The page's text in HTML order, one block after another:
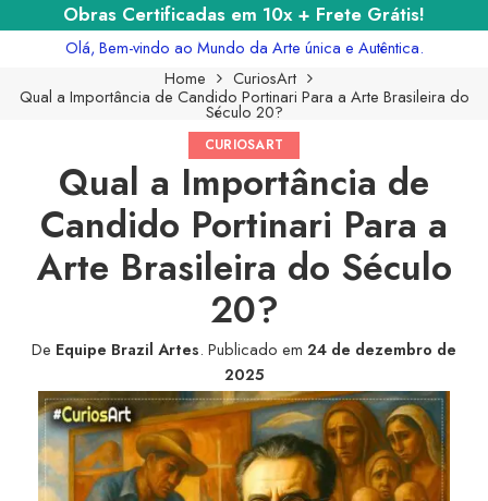
Obras Certificadas em 10x + Frete Grátis!
Olá, Bem-vindo ao Mundo da Arte única e Autêntica.
Home
CuriosArt
Qual a Importância de Candido Portinari Para a Arte Brasileira do
Século 20?
CURIOSART
Qual a Importância de
Candido Portinari Para a
Arte Brasileira do Século
20?
De Equipe Brazil Artes. Publicado em 24 de dezembro de
2025